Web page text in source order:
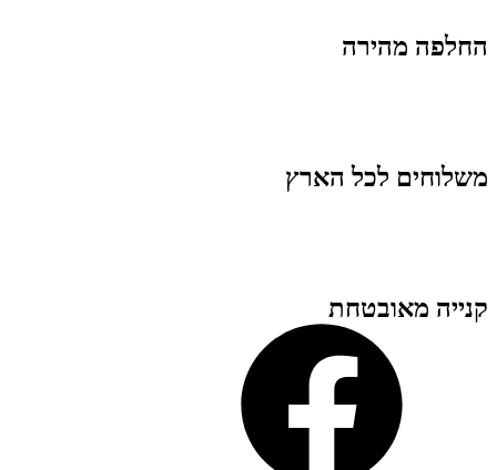
החלפה מהירה
משלוחים לכל הארץ
קנייה מאובטחת